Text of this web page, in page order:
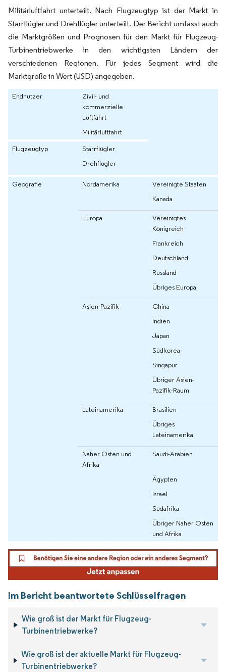
Militärluftfahrt unterteilt. Nach Flugzeugtyp ist der Markt in
Starrflügler und Drehflügler unterteilt. Der Bericht umfasst auch
die Marktgrößen und Prognosen für den Markt für Flugzeug-
Turbinentriebwerke in den wichtigsten Ländern der
verschiedenen Regionen. Für jedes Segment wird die
Marktgröße in Wert (USD) angegeben.
Endnutzer
Zivil- und
kommerzielle
Luftfahrt
Militärluftfahrt
Flugzeugtyp
Starrflügler
Drehflügler
Geografie Nordamerika
Vereinigte Staaten
Kanada
Europa
Vereinigtes
Königreich
Frankreich
Deutschland
Russland
Übriges Europa
Asien-Pazifik
China
Indien
Japan
Südkorea
Singapur
Übriger Asien-
Pazifik-Raum
Lateinamerika
Brasilien
Übriges
Lateinamerika
Naher Osten und
Afrika
Saudi-Arabien
Ägypten
Israel
Südafrika
Übriger Naher Osten
und Afrika
Im Bericht beantwortete Schlüsselfragen
Wie groß ist der Markt für Flugzeug-
Turbinentriebwerke?
Wie groß ist der aktuelle Markt für Flugzeug-
Turbinentriebwerke?